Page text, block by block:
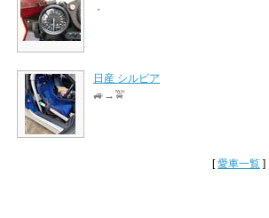
・
日産 シルビア
🚙→🚖
[愛車一覧 ]